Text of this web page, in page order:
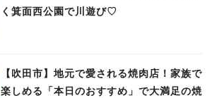
く箕面西公園で川遊び♡
【吹田市】地元で愛される焼肉店！家族で
楽しめる「本日のおすすめ」で大満足の焼